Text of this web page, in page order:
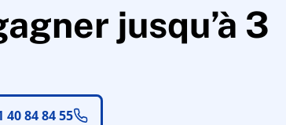
jusqu’à 3
40 84 84 55